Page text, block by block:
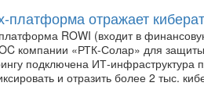
платформа отражает
ROWI (входит в
компании «РТК-Солар» для
подключена ИТ-инфраструктура
и отразить более 2 тыс.